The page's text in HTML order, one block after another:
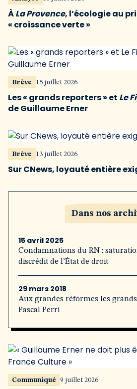
ÀLa Provence, l’écologie au
« croissance verte »
Brève 15 juillet 2026
Les « grands reporters » et Le
de Guillaume Erner
Brève 13 juillet 2026
Sur CNews, loyauté entière
Dans nos
15 avril 2025
Condamnations du RN :
discrédit de l’État de droit
29 mars 2018
Aux grandes réformes les grands
Pascal Perri
Communiqué 9 juillet 2026